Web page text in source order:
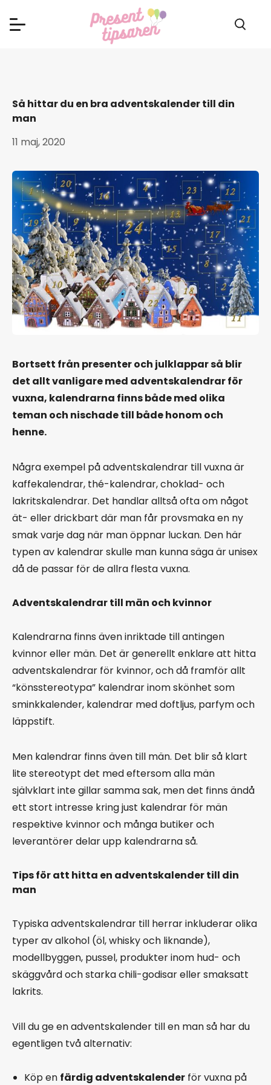
Så hittar du en bra adventskalender till din
man
11 maj, 2020
Bortsett från presenter och julklappar så blir
det allt vanligare med adventskalendrar för
vuxna, kalendrarna finns både med olika
teman och nischade till både honom och
henne.
Några exempel på adventskalendrar till vuxna är
kaffekalendrar, thé-kalendrar, choklad- och
lakritskalendrar. Det handlar alltså ofta om något
ät- eller drickbart där man får provsmaka en ny
smak varje dag när man öppnar luckan. Den här
typen av kalendrar skulle man kunna säga är unisex
då de passar för de allra flesta vuxna.
Adventskalendrar till män och kvinnor
Kalendrarna finns även inriktade till antingen
kvinnor eller män. Det är generellt enklare att hitta
adventskalendrar för kvinnor, och då framför allt
“könsstereotypa” kalendrar inom skönhet som
sminkkalender, kalendrar med doftljus, parfym och
läppstift.
Men kalendrar finns även till män. Det blir så klart
lite stereotypt det med eftersom alla män
självklart inte gillar samma sak, men det finns ändå
ett stort intresse kring just kalendrar för män
respektive kvinnor och många butiker och
leverantörer delar upp kalendrarna så.
Tips för att hitta en adventskalender till din
man
Typiska adventskalendrar till herrar inkluderar olika
typer av alkohol (öl, whisky och liknande),
modellbyggen, pussel, produkter inom hud- och
skäggvård och starka chili-godisar eller smaksatt
lakrits.
Vill du ge en adventskalender till en man så har du
egentligen två alternativ:
Köp en färdig adventskalender för vuxna på